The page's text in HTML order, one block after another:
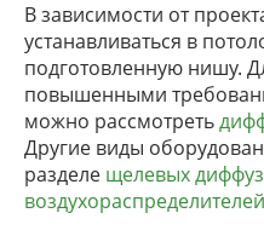
В зависимости от
устанавливаться в
подготовленную нишу.
повышенными
можно рассмотреть
Другие виды
разделе щелевых
воздухораспределителей